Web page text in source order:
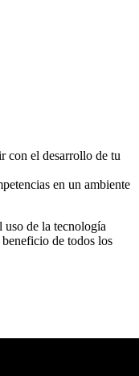
con el desarrollo de tu
en un ambiente
uso de la tecnología
de todos los